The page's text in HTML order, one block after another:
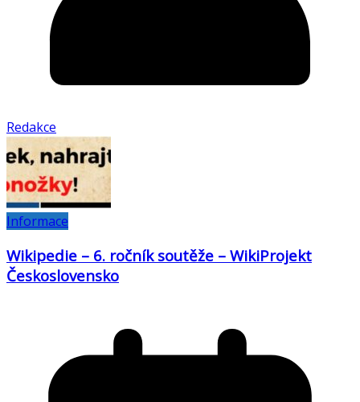
Redakce
Informace
Wikipedie – 6. ročník soutěže – WikiProjekt
Československo